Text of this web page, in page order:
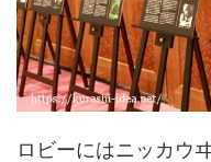
ロビーにはニッカウ